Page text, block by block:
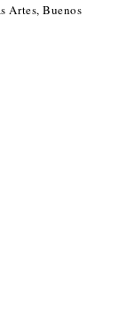
Artes, Buenos